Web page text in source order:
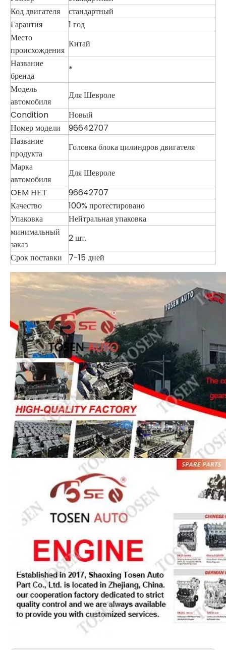
Код двигателя
стандартный
Гарантия
1 год
Место
происхождения
Китай
Название
бренда
*
Модель
автомобиля
Для Шевроле
Condition
Новый
Номер модели
96642707
Название
продукта
Головка блока цилиндров двигателя
Марка
автомобиля
Для Шевроле
OEM НЕТ
96642707
Качество
100% протестировано
Упаковка
Нейтральная упаковка
минимальный
заказ
2 шт.
Срок поставки
7-15 дней